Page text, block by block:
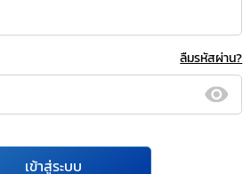
ลืมรหัสผ่าน?
เข้าสู่ระบบ